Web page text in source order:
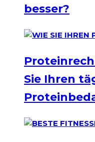
besser?
Sie Ihren